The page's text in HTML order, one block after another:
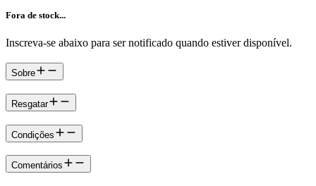
Fora de stock...
Inscreva-se abaixo para ser notificado quando estiver disponível.
Sobre
Resgatar
Condições
Comentários